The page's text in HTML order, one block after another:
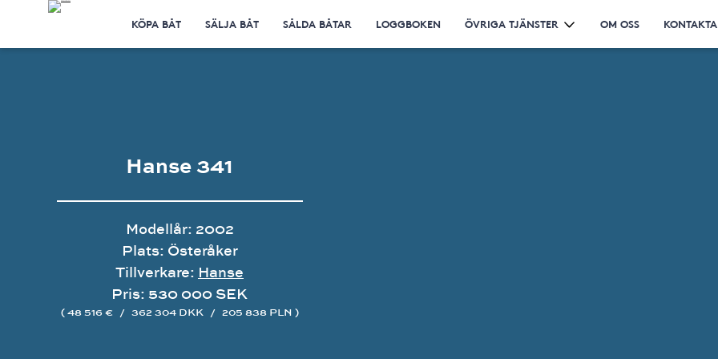
KÖPA BÅT SÄLJA BÅT SÅLDA BÅTAR LOGGBOKEN ÖVRIGA TJÄNSTER OM OSS
Hanse 341
Modellår: 2002
Plats: Österåker
Tillverkare: Hanse
Pris: 530 000 SEK
( 48 516 € / 362 304 DKK / 205 838 PLN )